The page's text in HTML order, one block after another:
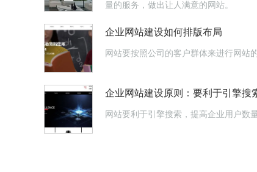
量的服务，做出让人满意的网站。
企业网站建设如何排版布局
网站要按照公司的客户群体来进行网站
企业网站建设原则：要利于引擎搜
网站要利于引擎搜索，提高企业用户数